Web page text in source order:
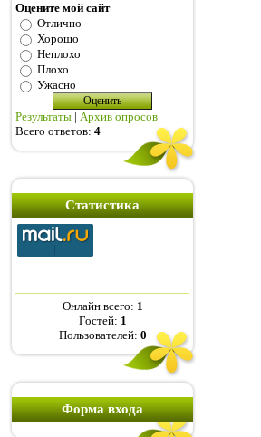
Оцените мой сайт
Отлично
Хорошо
Неплохо
Плохо
Ужасно
Результаты | Архив опросов
Всего ответов: 4
Статистика
Онлайн всего: 1
Гостей: 1
Пользователей: 0
Форма входа